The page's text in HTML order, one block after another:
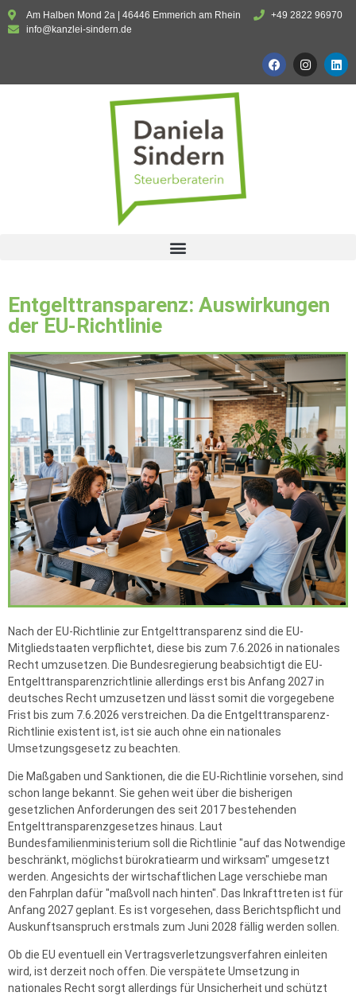
Am Halben Mond 2a | 46446 Emmerich am Rhein
+49 2822 96970
info@kanzlei-sindern.de
Entgelttransparenz: Auswirkungen
der EU-Richtlinie
Nach der EU-Richtlinie zur Entgelttransparenz sind die EU-
Mitgliedstaaten verpflichtet, diese bis zum 7.6.2026 in nationales
Recht umzusetzen. Die Bundesregierung beabsichtigt die EU-
Entgelttransparenzrichtlinie allerdings erst bis Anfang 2027 in
deutsches Recht umzusetzen und lässt somit die vorgegebene
Frist bis zum 7.6.2026 verstreichen. Da die Entgelttransparenz-
Richtlinie existent ist, ist sie auch ohne ein nationales
Umsetzungsgesetz zu beachten.
Die Maßgaben und Sanktionen, die die EU-Richtlinie vorsehen, sind
schon lange bekannt. Sie gehen weit über die bisherigen
gesetzlichen Anforderungen des seit 2017 bestehenden
Entgelttransparenzgesetzes hinaus. Laut
Bundesfamilienministerium soll die Richtlinie "auf das Notwendige
beschränkt, möglichst bürokratiearm und wirksam" umgesetzt
werden. Angesichts der wirtschaftlichen Lage verschiebe man
den Fahrplan dafür "maßvoll nach hinten". Das Inkrafttreten ist für
Anfang 2027 geplant. Es ist vorgesehen, dass Berichtspflicht und
Auskunftsanspruch erstmals zum Juni 2028 fällig werden sollen.
Ob die EU eventuell ein Vertragsverletzungsverfahren einleiten
wird, ist derzeit noch offen. Die verspätete Umsetzung in
nationales Recht sorgt allerdings für Unsicherheit und schützt